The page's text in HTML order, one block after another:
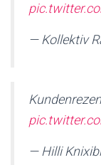
— Kollektiv
— Hilli